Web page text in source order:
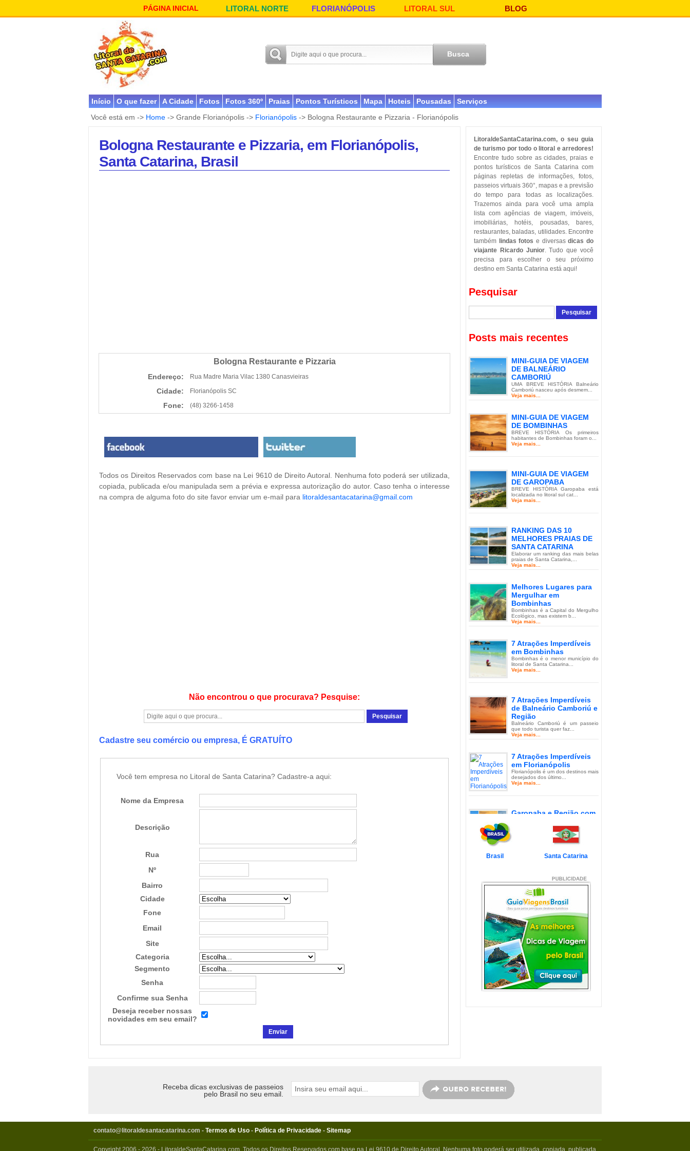
PÁGINA INICIAL LITORAL NORTE FLORIANÓPOLIS LITORAL SUL BLOG
Início O que fazer A Cidade Fotos Fotos 360º Praias Pontos Turísticos Mapa Hoteis Pousadas
Serviços
Você está em -> Home -> Grande Florianópolis -> Florianópolis -> Bologna Restaurante e Pizzaria - Florianópolis
Bologna Restaurante e Pizzaria, em Florianópolis,
Santa Catarina, Brasil
Bologna Restaurante e Pizzaria
Endereço: Rua Madre Maria Vilac 1380 Canasvieiras
Cidade: Florianópolis SC
Fone: (48) 3266-1458
Todos os Direitos Reservados com base na Lei 9610 de Direito Autoral. Nenhuma foto poderá ser utilizada,
copiada, publicada e/ou manipulada sem a prévia e expressa autorização do autor. Caso tenha o interesse
na compra de alguma foto do site favor enviar um e-mail para litoraldesantacatarina@gmail.com
Não encontrou o que procurava? Pesquise:
Cadastre seu comércio ou empresa, É GRATUÍTO
Você tem empresa no Litoral de Santa Catarina? Cadastre-a aqui:
Nome da Empresa
Descrição
Rua
Nº
Bairro
Cidade
Fone
Email
Site
Categoria
Segmento
Senha
Confirme sua Senha
Deseja receber nossas
novidades em seu email?
LitoraldeSantaCatarina.com, o seu guia
de turismo por todo o litoral e arredores!
Encontre tudo sobre as cidades, praias e
pontos turísticos de Santa Catarina com
páginas repletas de informações, fotos,
passeios virtuais 360°, mapas e a previsão
do tempo para todas as localizações.
Trazemos ainda para você uma ampla
lista com agências de viagem, imóveis,
imobiliárias, hotéis, pousadas, bares,
restaurantes, baladas, utilidades. Encontre
também
lindas fotos e diversasdicas do
viajante Ricardo Junior. Tudo que você
precisa para escolher o seu próximo
destino em Santa Catarina está aqui!
Pesquisar
Posts mais recentes
MINI-GUIA DE VIAGEM
DE BALNEÁRIO
CAMBORIÚ
UMA BREVE HISTÓRIA Balneário
Camboriú nasceu após desmem...
Veja mais...
MINI-GUIA DE VIAGEM
DE BOMBINHAS
BREVE HISTÓRIA Os primeiros
habitantes de Bombinhas foram o...
Veja mais...
MINI-GUIA DE VIAGEM
DE GAROPABA
BREVE HISTÓRIA Garopaba está
localizada no litoral sul cat...
Veja mais...
RANKING DAS 10
MELHORES PRAIAS DE
SANTA CATARINA
Elaborar um ranking das mais belas
praias de Santa Catarina,...
Veja mais...
Melhores Lugares para
Mergulhar em
Bombinhas
Bombinhas é a Capital do Mergulho
Ecológico, mas existem b...
Veja mais...
7 Atrações Imperdíveis
em Bombinhas
Bombinhas é o menor município do
litoral de Santa Catarina...
Veja mais...
7 Atrações Imperdíveis
de Balneário Camboriú e
Região
Balneário Camboriú é um passeio
que todo turista quer faz...
Veja mais...
7 Atrações Imperdíveis
em Florianópolis
Florianópolis é um dos destinos mais
desejados dos último...
Veja mais...
Garopaba e Região com
Garopaba é um município de Santa
Catarina a 80 quilômetro...
Veja mais...
com Crianças
Simplesmente magnífico! Assim
pode ser descrito o Litoral d...
Veja mais...
Balneário Camboriú e
arredores com Crianças
Balneário Camboriú fica em Santa
Catarina, mais especifica...
Veja mais...
Florianópolis com
crianças: as melhores
5 PRAIAS DE FLORIPA
Brasil Santa Catarina
Receba dicas exclusivas de passeios
pelo Brasil no seu email.
contato@litoraldesantacatarina.com - Termos de Uso - Política de Privacidade - Sitemap
Copyright 2006 - 2026 - LitoraldeSantaCatarina.com. Todos os Direitos Reservados com base na Lei 9610 de Direito Autoral. Nenhuma foto poderá ser utilizada, copiada, publicada